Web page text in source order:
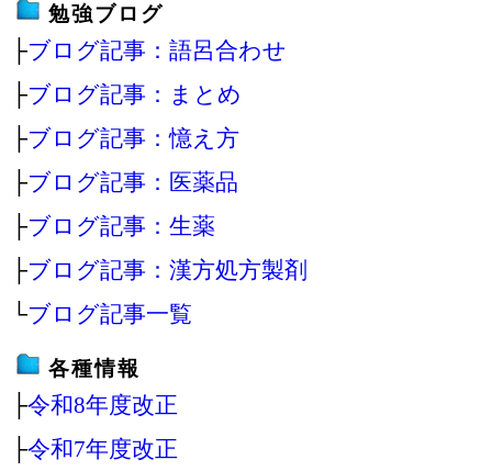
勉強ブログ
├ブログ記事：語呂合わせ
├ブログ記事：まとめ
├ブログ記事：憶え方
├ブログ記事：医薬品
├ブログ記事：生薬
├ブログ記事：漢方処方製剤
└ブログ記事一覧
各種情報
├令和8年度改正
├令和7年度改正